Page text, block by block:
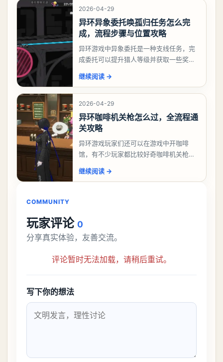
2026-04-29
异环异象委托唤孤归任务怎么完
成，流程步骤与位置攻略
异环游戏中异象委托是一种支线任务，完
成委托可以提升猎人等级并获取一些奖
么做，今天游戏熊就来告诉大家。异环异
象委托唤孤归任务攻
继续阅读 →
2026-04-29
异环咖啡机关枪怎么过，全流程通
关攻略
异环游戏玩家们还可以在游戏中开咖啡
馆，有不少玩家都比较好奇咖啡机关枪应
机关枪攻略。异环咖啡机关枪怎么过一、
继续阅读 →
COMMUNITY
玩家评论 0
分享真实体验，友善交流。
评论暂时无法加载，请稍后重试。
写下你的想法